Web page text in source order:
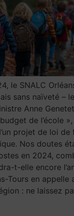
le SNALC
sans naïveté –
Anne
de l’école
projet de loi
Nos doutes
en 2024,
t-elle encore
Tours en appelle
: ne laissez